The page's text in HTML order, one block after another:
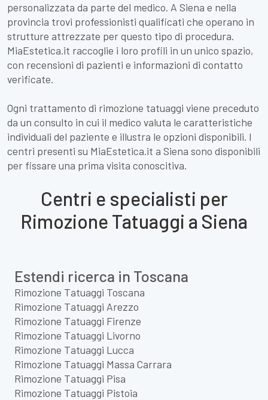
personalizzata da parte del medico. A Siena e nella
provincia trovi professionisti qualificati che operano in
strutture attrezzate per questo tipo di procedura.
MiaEstetica.it raccoglie i loro profili in un unico spazio,
con recensioni di pazienti e informazioni di contatto
verificate.
Ogni trattamento di rimozione tatuaggi viene preceduto
da un consulto in cui il medico valuta le caratteristiche
individuali del paziente e illustra le opzioni disponibili. I
centri presenti su MiaEstetica.it a Siena sono disponibili
per fissare una prima visita conoscitiva.
Centri e specialisti per
Rimozione Tatuaggi a Siena
Estendi ricerca in Toscana
Rimozione Tatuaggi Toscana
Rimozione Tatuaggi Arezzo
Rimozione Tatuaggi Firenze
Rimozione Tatuaggi Livorno
Rimozione Tatuaggi Lucca
Rimozione Tatuaggi Massa Carrara
Rimozione Tatuaggi Pisa
Rimozione Tatuaggi Pistoia